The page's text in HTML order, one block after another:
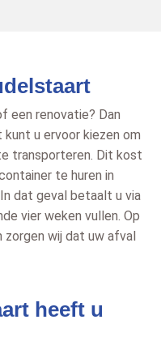
een renovatie? Dan
u ervoor kiezen om
transporteren. Dit kost
te huren in
dat geval betaalt u via
vier weken vullen. Op
zorgen wij dat uw afval
heeft u